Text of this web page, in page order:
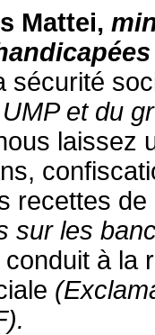
Mattei,
sécurité
et du
laissez
recettes
sur les
à la